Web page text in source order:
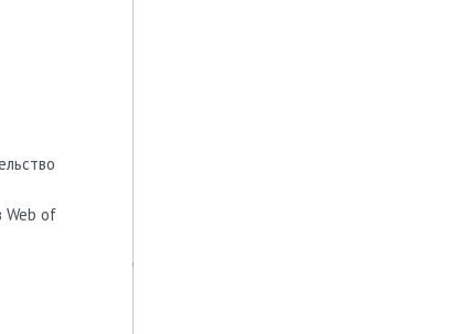
Web of